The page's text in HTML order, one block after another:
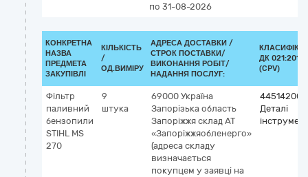
по 31-08-2026
КОНКРЕТНА
НАЗВА
ПРЕДМЕТА
ЗАКУПІВЛІ
КІЛЬКІСТЬ
/
ОД.ВИМІРУ
АДРЕСА ДОСТАВКИ /
СТРОК ПОСТАВКИ/
ВИКОНАННЯ РОБІТ/
НАДАННЯ ПОСЛУГ:
ДК 021:2015
(CPV)
Фільтр
паливний
бензопили
STIHL MS
270
9
штука
69000 Україна
Запорізька область
Запоріжжя склад АТ
«Запоріжжяобленерго»
(адреса складу
визначається
покупцем у заявці на
44514200-
Деталі